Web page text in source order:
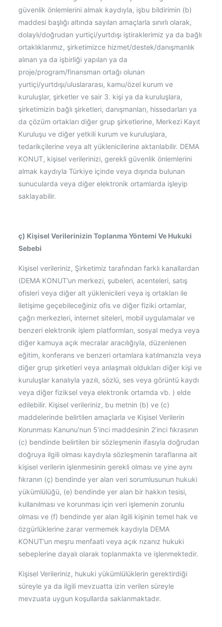
güvenlik önlemlerini almak kaydıyla, işbu bildirimin (b)
maddesi başlığı altında sayılan amaçlarla sınırlı olarak,
dolaylı/doğrudan yurtiçi/yurtdışı iştiraklerimiz ya da bağlı
ortaklıklarımız, şirketimizce hizmet/destek/danışmanlık
alınan ya da işbirliği yapılan ya da
proje/program/finansman ortağı olunan
yurtiçi/yurtdışı/uluslararası, kamu/özel kurum ve
kuruluşlar, şirketler ve sair 3. kişi ya da kuruluşlara,
şirketimizin bağlı şirketleri, danışmanları, hissedarları ya
da çözüm ortakları diğer grup şirketlerine, Merkezi Kayıt
Kuruluşu ve diğer yetkili kurum ve kuruluşlara,
tedarikçilerine veya alt yüklenicilerine aktarılabilir. DEMA
KONUT, kişisel verilerinizi, gerekli güvenlik önlemlerini
almak kaydıyla Türkiye içinde veya dışında bulunan
sunucularda veya diğer elektronik ortamlarda işleyip
saklayabilir.
ç) Kişisel Verilerinizin Toplanma Yöntemi Ve Hukuki
Sebebi
Kişisel verileriniz, Şirketimiz tarafından farklı kanallardan
(DEMA KONUT’un merkezi, şubeleri, acenteleri, satış
ofisleri veya diğer alt yüklenicileri veya iş ortakları ile
iletişime geçebileceğiniz ofis ve diğer fiziki ortamlar,
çağrı merkezleri, internet siteleri, mobil uygulamalar ve
benzeri elektronik işlem platformları, sosyal medya veya
diğer kamuya açık mecralar aracılığıyla, düzenlenen
eğitim, konferans ve benzeri ortamlara katılmanızla veya
diğer grup şirketleri veya anlaşmalı oldukları diğer kişi ve
kuruluşlar kanalıyla yazılı, sözlü, ses veya görüntü kaydı
veya diğer fiziksel veya elektronik ortamda vb. ) elde
edilebilir. Kişisel verileriniz, bu metnin (b) ve (c)
maddelerinde belirtilen amaçlarla ve Kişisel Verilerin
Korunması Kanunu’nun 5’inci maddesinin 2’inci fıkrasının
(c) bendinde belirtilen bir sözleşmenin ifasıyla doğrudan
doğruya ilgili olması kaydıyla sözleşmenin taraflarına ait
kişisel verilerin işlenmesinin gerekli olması ve yine aynı
fıkranın (ç) bendinde yer alan veri sorumlusunun hukuki
yükümlülüğü, (e) bendinde yer alan bir hakkın tesisi,
kullanılması ve korunması için veri işlemenin zorunlu
olması ve (f) bendinde yer alan ilgili kişinin temel hak ve
özgürlüklerine zarar vermemek kaydıyla DEMA
KONUT’un meşru menfaati veya açık rızanız hukuki
sebeplerine dayalı olarak toplanmakta ve işlenmektedir.
Kişisel Verileriniz, hukuki yükümlülüklerin gerektirdiği
süreyle ya da ilgili mevzuatta izin verilen süreyle
mevzuata uygun koşullarda saklanmaktadır.